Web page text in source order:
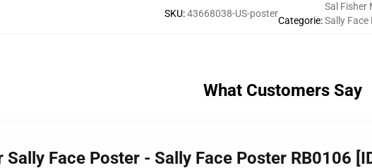
SKU:43668038-US-poster
Categorie:
Sal Fisher
Sally Face
What Customers Say
Face Poster - Sally Face Poster RB0106